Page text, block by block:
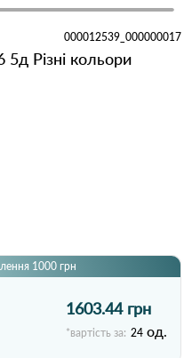
000012539_000000017
Різні кольори
1000 грн
1603.44 грн
*вартість за: 24 од.